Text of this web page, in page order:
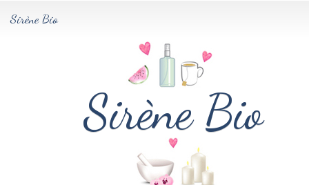
Sirène Bio
Sirène Bio